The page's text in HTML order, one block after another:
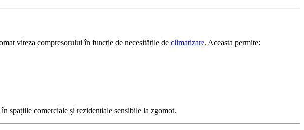
viteza compresorului în funcție de necesitățile de climatizare. Aceasta permite:
în spațiile comerciale și rezidențiale sensibile la zgomot.